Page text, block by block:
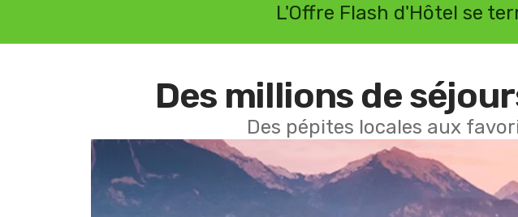
L'Offre Flash d'Hôtel se
Des millions de
Des pépites locales aux